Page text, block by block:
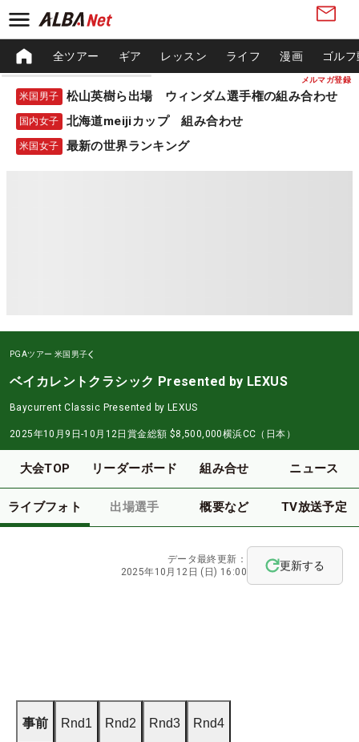
メルマガ登録
全ツアー ギア レッスン ライフ 漫画 ゴル
米国男子 松山英樹ら出場 ウィンダム選手権の組み合わせ
国内女子 北海道meijiカップ 組み合わせ
米国女子 最新の世界ランキング
PGAツアー 米国男子
ベイカレントクラシック Presented by LEXUS
Baycurrent Classic Presented by LEXUS
2025年10月9日-10月12日 賞金総額 $8,500,000横浜CC（日本）
大会TOP リーダーボード 組み合せ ニュース
ライブフォト 出場選手 概要など TV放送予定
データ最終更新：
2025年10月12日 (日) 16:00
更新する
事前 Rnd1 Rnd2 Rnd3 Rnd4